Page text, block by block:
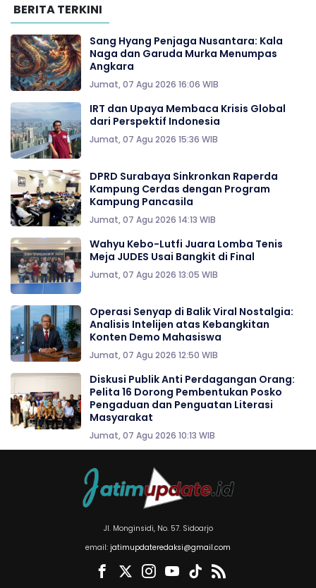
BERITA TERKINI
Sang Hyang Penjaga Nusantara: Kala
Naga dan Garuda Murka Menumpas
Angkara
Jumat, 07 Agu 2026 16:06 WIB
IRT dan Upaya Membaca Krisis Global
dari Perspektif Indonesia
Jumat, 07 Agu 2026 15:36 WIB
DPRD Surabaya Sinkronkan Raperda
Kampung Cerdas dengan Program
Kampung Pancasila
Jumat, 07 Agu 2026 14:13 WIB
Wahyu Kebo-Lutfi Juara Lomba Tenis
Meja JUDES Usai Bangkit di Final
Jumat, 07 Agu 2026 13:05 WIB
Operasi Senyap di Balik Viral Nostalgia:
Analisis Intelijen atas Kebangkitan
Konten Demo Mahasiswa
Jumat, 07 Agu 2026 12:50 WIB
Diskusi Publik Anti Perdagangan Orang:
Pelita 16 Dorong Pembentukan Posko
Pengaduan dan Penguatan Literasi
Masyarakat
Jumat, 07 Agu 2026 10:13 WIB
Jl. Monginsidi, No. 57. Sidoarjo
email: jatimupdateredaksi@gmail.com